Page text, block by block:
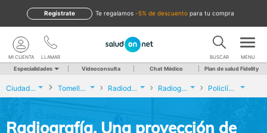
te regalamos -5% de descuento para tu compra
Regístrate
LLAMAR
MI CUENTA BUSCAR MENU
Especialidades Videoconsulta Chat Médico Plan de salud Fidelity
Ciudad Real Tomelloso Radiodiagnóstico Radiografía. Una proyección de codo, muñeca, mano o dedos Policlínica Tomelloso
Radiografía. Una proyección de